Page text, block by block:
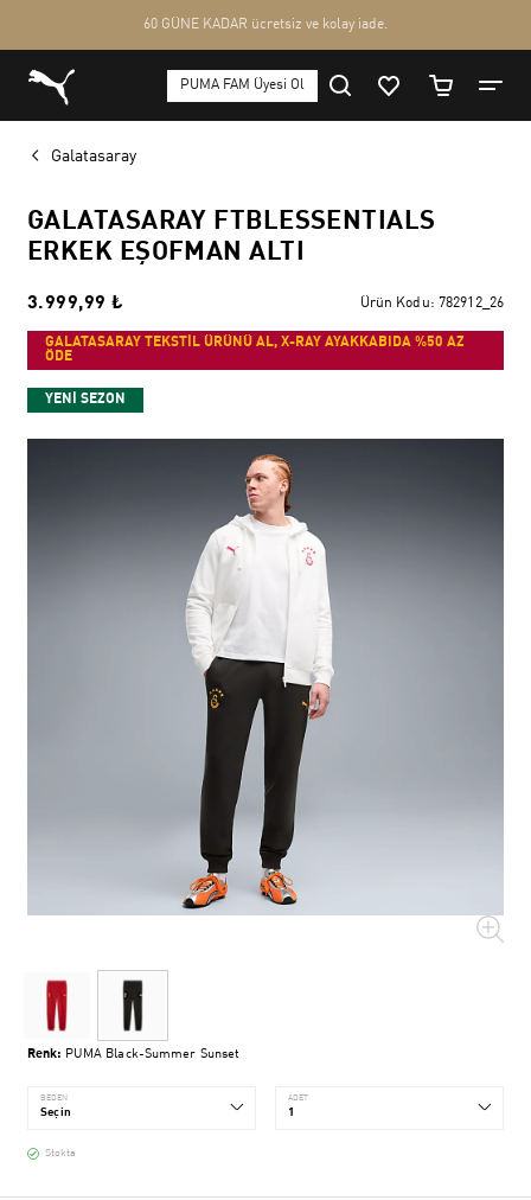
Galatasaray
GALATASARAY FTBLESSENTIALS
ERKEK EŞOFMAN ALTI
3.999,99 ₺ Ürün Kodu: 782912_26
GALATASARAY TEKSTİL ÜRÜNÜ AL, X-RAY AYAKKABIDA %50 AZ
ÖDE
YENİ SEZON
Renk: PUMA Black-Summer Sunset
BEDEN ADET
Stokta